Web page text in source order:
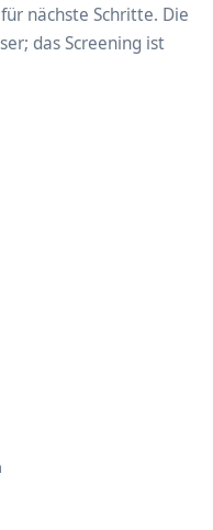
nächste Schritte. Die
das Screening ist